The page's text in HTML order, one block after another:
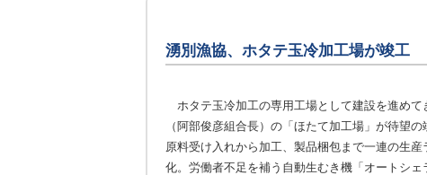
湧別漁協、ホタテ玉冷加工場が竣工
ホタテ玉冷加工の専用工場として建設を進めて
（阿部俊彦組合長）の「ほたて加工場」が待望の
原料受け入れから加工、製品梱包まで一連の生産
化。労働者不足を補う自動生むき機「オートシェ